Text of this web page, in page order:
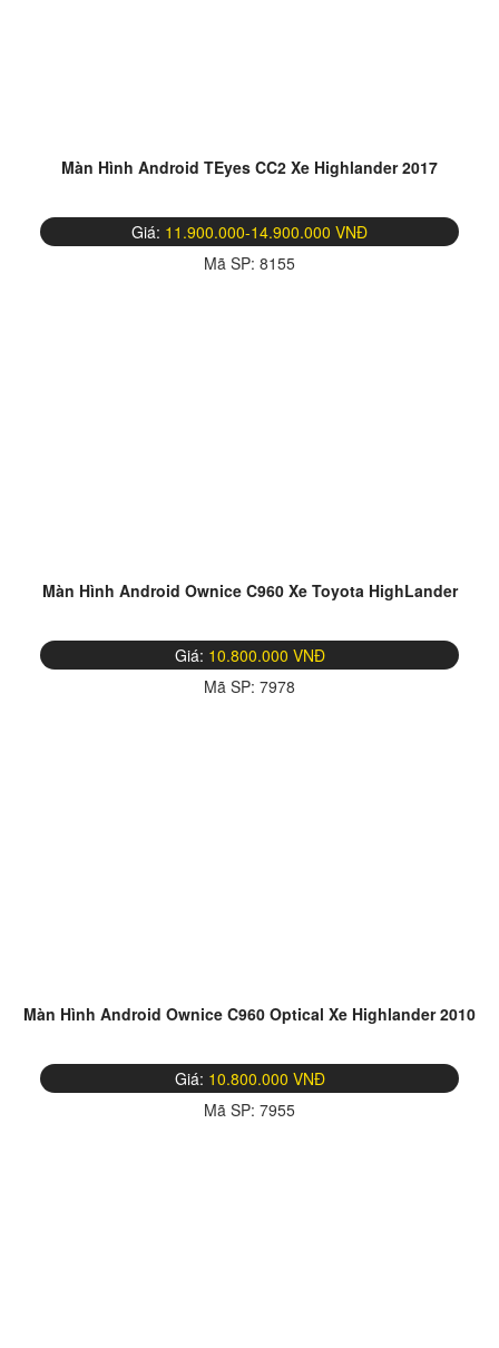
Màn Hình Android TEyes CC2 Xe Highlander 2017
Giá: 11.900.000-14.900.000 VNĐ
Mã SP: 8155
Màn Hình Android Ownice C960 Xe Toyota HighLander
Giá: 10.800.000 VNĐ
Mã SP: 7978
Màn Hình Android Ownice C960 Optical Xe Highlander 2010
Giá: 10.800.000 VNĐ
Mã SP: 7955